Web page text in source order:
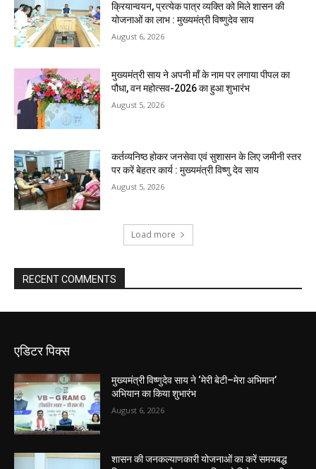
क्रियान्वयन, प्रत्येक पात्र व्यक्ति को मिले शासन की
योजनाओं का लाभ : मुख्यमंत्री विष्णुदेव साय
August 6, 2026
मुख्यमंत्री साय ने अपनी माँ के नाम पर लगाया पीपल का
पौधा, वन महोत्सव-2026 का हुआ शुभारंभ
August 5, 2026
कर्तव्यनिष्ठ होकर जनसेवा एवं सुशासन के लिए जमीनी स्तर
पर करें बेहतर कार्य : मुख्यमंत्री विष्णु देव साय
August 5, 2026
Load more
RECENT COMMENTS
एडिटर पिक्स
मुख्यमंत्री विष्णुदेव साय ने ‘मेरी बेटी–मेरा अभिमान’
अभियान का किया शुभारंभ
August 6, 2026
शासन की जनकल्याणकारी योजनाओं का करें समयबद्ध